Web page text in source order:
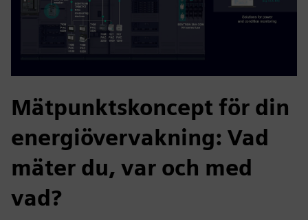
Mätpunktskoncept för din
energiövervakning: Vad
mäter du, var och med
vad?